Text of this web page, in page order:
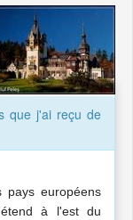
que j'ai reçu de
européens
à l'est du